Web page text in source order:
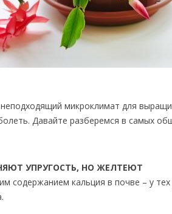
микроклимат для
Давайте разберемся в самых
УПРУГОСТЬ, НО ЖЕЛТЕЮТ
содержанием кальция в почве – у